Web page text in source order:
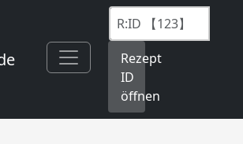
Rezept
ID
öffnen